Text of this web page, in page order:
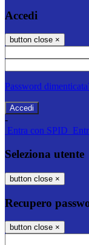
Accedi
button close ×
Password
-
Entra con SPID
Seleziona utente
button close ×
Recupero
button close ×